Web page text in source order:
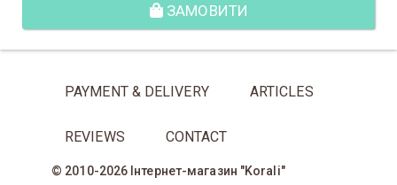
ЗАМОВИТИ
PAYMENT & DELIVERY ARTICLES
REVIEWS CONTACT
© 2010-2026 Інтернет-магазин "Korali"